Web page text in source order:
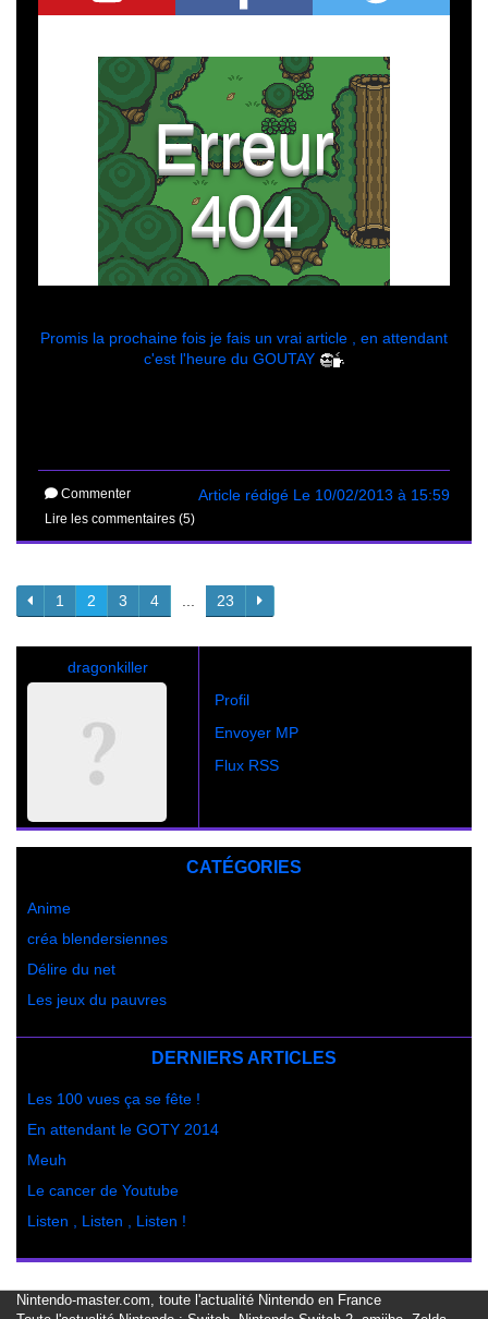
Promis la prochaine fois je fais un vrai article , en attendant
c'est l'heure du GOUTAY
Article rédigé Le 10/02/2013 à 15:59
Commenter
Lire les commentaires (5)
1 2 3 4 ... 23
dragonkiller
Profil
Envoyer MP
Flux RSS
CATÉGORIES
Anime
créa blendersiennes
Délire du net
Les jeux du pauvres
DERNIERS ARTICLES
Les 100 vues ça se fête !
En attendant le GOTY 2014
Meuh
Le cancer de Youtube
Listen , Listen , Listen !
Nintendo-master.com, toute l'actualité Nintendo en France